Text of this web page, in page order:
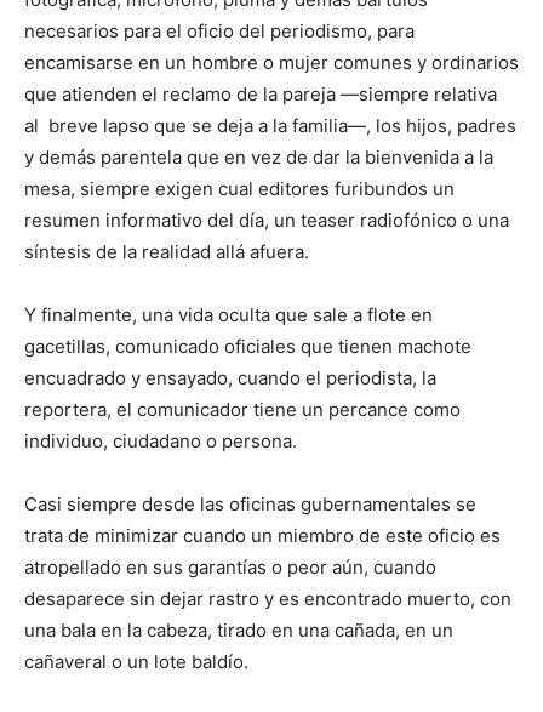
necesarios para el oficio del periodismo, para
encamisarse en un hombre o mujer comunes y ordinarios
que atienden el reclamo de la pareja —siempre relativa
al breve lapso que se deja a la familia—, los hijos, padres
y demás parentela que en vez de dar la bienvenida a la
mesa, siempre exigen cual editores furibundos un
resumen informativo del día, un teaser radiofónico o una
síntesis de la realidad allá afuera.
Y finalmente, una vida oculta que sale a flote en
gacetillas, comunicado oficiales que tienen machote
encuadrado y ensayado, cuando el periodista, la
reportera, el comunicador tiene un percance como
individuo, ciudadano o persona.
Casi siempre desde las oficinas gubernamentales se
trata de minimizar cuando un miembro de este oficio es
atropellado en sus garantías o peor aún, cuando
desaparece sin dejar rastro y es encontrado muerto, con
una bala en la cabeza, tirado en una cañada, en un
cañaveral o un lote baldío.